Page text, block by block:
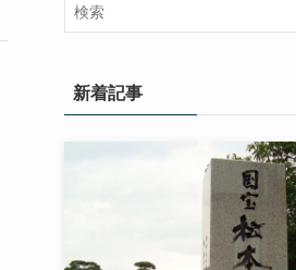
新着記事